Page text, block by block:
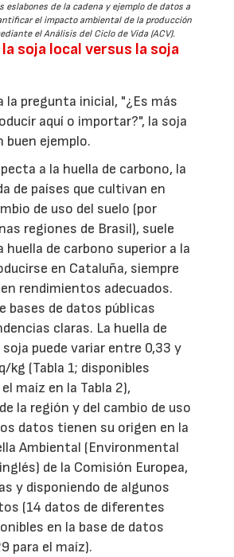
eslabones de la cadena y ejemplo de datos a
el impacto ambiental de la producción
el Análisis del Ciclo de Vida (ACV).
soja local versus la soja
la pregunta inicial, "¿Es más
aquí o importar?", la soja
buen ejemplo.
a la huella de carbono, la
de países que cultivan en
de uso del suelo (por
regiones de Brasil), suele
huella de carbono superior a la
en Cataluña, siempre
rendimientos adecuados.
bases de datos públicas
claras. La huella de
puede variar entre 0,33 y
kg (Tabla 1; disponibles
maíz en la Tabla 2),
la región y del cambio de uso
datos tienen su origen en la
Ambiental (Environmental
de la Comisión Europea,
y disponiendo de algunos
(14 datos de diferentes
en la base de datos
para el maíz).